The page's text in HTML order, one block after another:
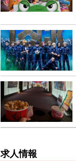
求人情報